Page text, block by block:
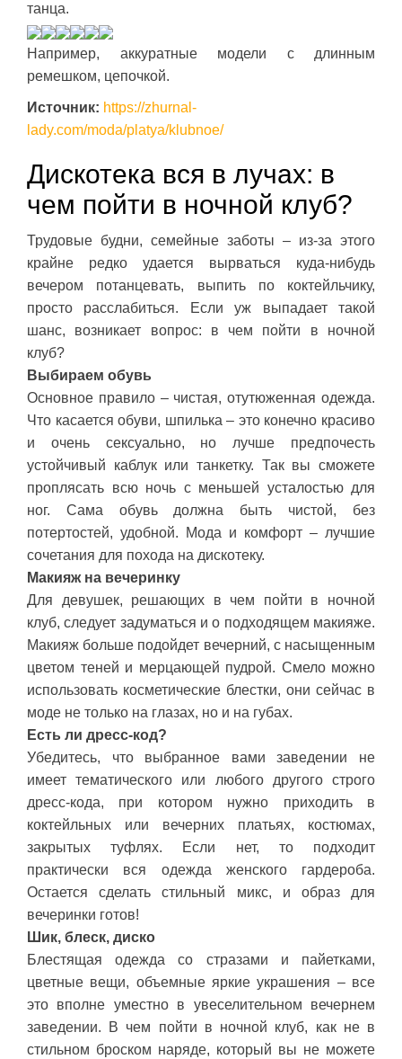
танца.
Например, аккуратные модели с длинным
ремешком, цепочкой.
Источник: https://zhurnal-
lady.com/moda/platya/klubnoe/
Дискотека вся в лучах: в
чем пойти в ночной клуб?
Трудовые будни, семейные заботы – из-за этого
крайне редко удается вырваться куда-нибудь
вечером потанцевать, выпить по коктейльчику,
просто расслабиться. Если уж выпадает такой
шанс, возникает вопрос: в чем пойти в ночной
клуб?
Выбираем обувь
Основное правило – чистая, отутюженная одежда.
Что касается обуви, шпилька – это конечно красиво
и очень сексуально, но лучше предпочесть
устойчивый каблук или танкетку. Так вы сможете
проплясать всю ночь с меньшей усталостью для
ног. Сама обувь должна быть чистой, без
потертостей, удобной. Мода и комфорт – лучшие
сочетания для похода на дискотеку.
Макияж на вечеринку
Для девушек, решающих в чем пойти в ночной
клуб, следует задуматься и о подходящем макияже.
Макияж больше подойдет вечерний, с насыщенным
цветом теней и мерцающей пудрой. Смело можно
использовать косметические блестки, они сейчас в
моде не только на глазах, но и на губах.
Есть ли дресс-код?
Убедитесь, что выбранное вами заведении не
имеет тематического или любого другого строго
дресс-кода, при котором нужно приходить в
коктейльных или вечерних платьях, костюмах,
закрытых туфлях. Если нет, то подходит
практически вся одежда женского гардероба.
Остается сделать стильный микс, и образ для
вечеринки готов!
Шик, блеск, диско
Блестящая одежда со стразами и пайетками,
цветные вещи, объемные яркие украшения – все
это вполне уместно в увеселительном вечернем
заведении. В чем пойти в ночной клуб, как не в
стильном броском наряде, который вы не можете